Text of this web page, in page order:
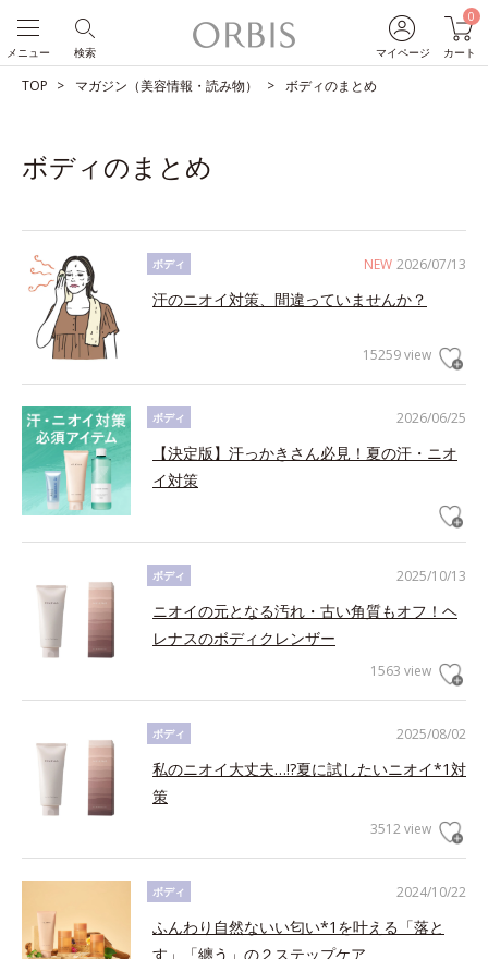
マイページ
0
カート
検索
メニュー
TOP マガジン（美容情報・読み物） ボディのまとめ
ボディのまとめ
NEW 2026/07/13
ボディ
汗のニオイ対策、間違っていませんか？
15259 view
2026/06/25
ボディ
【決定版】汗っかきさん必見！夏の汗・ニオ
イ対策
2025/10/13
ボディ
ニオイの元となる汚れ・古い角質もオフ！ヘ
レナスのボディクレンザー
1563 view
2025/08/02
ボディ
私のニオイ大丈夫…!?夏に試したいニオイ*1対
策
3512 view
2024/10/22
ボディ
ふんわり自然ないい匂い*1を叶える「落と
す」「纏う」の２ステップケア